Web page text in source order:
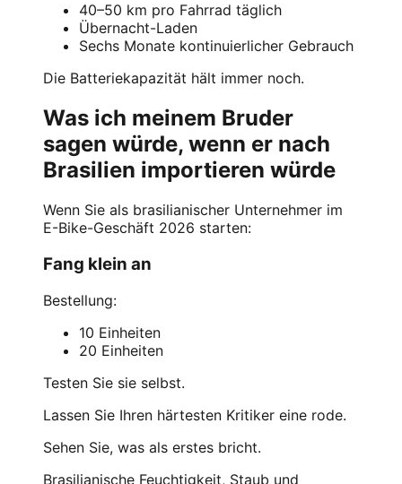
40–50 km pro Fahrrad täglich
Übernacht-Laden
Sechs Monate kontinuierlicher Gebrauch
Die Batteriekapazität hält immer noch.
Was ich meinem Bruder
sagen würde, wenn er nach
Brasilien importieren würde
Wenn Sie als brasilianischer Unternehmer im
E-Bike-Geschäft 2026 starten:
Fang klein an
Bestellung:
10 Einheiten
20 Einheiten
Testen Sie sie selbst.
Lassen Sie Ihren härtesten Kritiker eine rode.
Sehen Sie, was als erstes bricht.
Brasilianische Feuchtigkeit, Staub und